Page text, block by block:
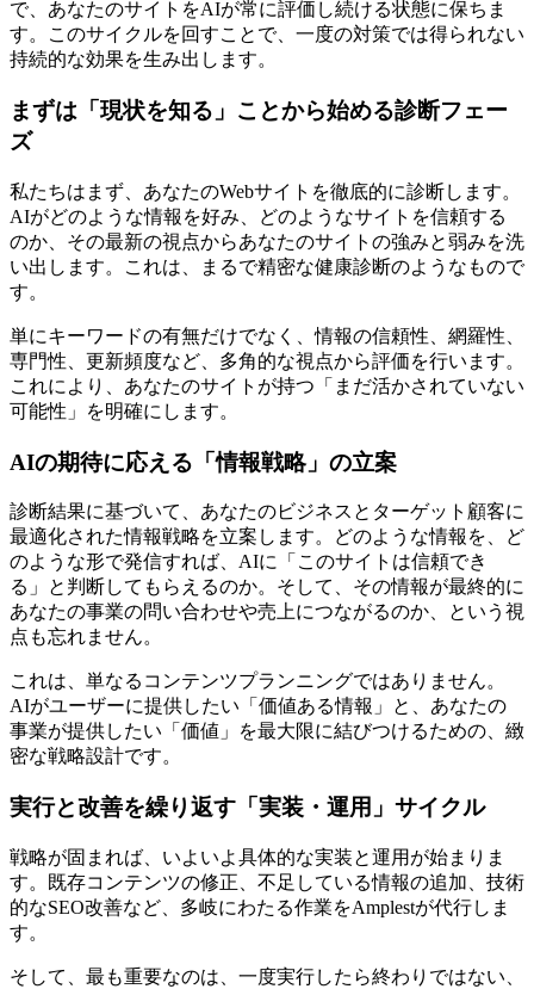
で、あなたのサイトをAIが常に評価し続ける状態に保ちま
す。このサイクルを回すことで、一度の対策では得られない
持続的な効果を生み出します。
まずは「現状を知る」ことから始める診断フェー
ズ
私たちはまず、あなたのWebサイトを徹底的に診断します。
AIがどのような情報を好み、どのようなサイトを信頼する
のか、その最新の視点からあなたのサイトの強みと弱みを洗
い出します。これは、まるで精密な健康診断のようなもので
す。
単にキーワードの有無だけでなく、情報の信頼性、網羅性、
専門性、更新頻度など、多角的な視点から評価を行います。
これにより、あなたのサイトが持つ「まだ活かされていない
可能性」を明確にします。
AIの期待に応える「情報戦略」の立案
診断結果に基づいて、あなたのビジネスとターゲット顧客に
最適化された情報戦略を立案します。どのような情報を、ど
のような形で発信すれば、AIに「このサイトは信頼でき
る」と判断してもらえるのか。そして、その情報が最終的に
あなたの事業の問い合わせや売上につながるのか、という視
点も忘れません。
これは、単なるコンテンツプランニングではありません。
AIがユーザーに提供したい「価値ある情報」と、あなたの
事業が提供したい「価値」を最大限に結びつけるための、緻
密な戦略設計です。
実行と改善を繰り返す「実装・運用」サイクル
戦略が固まれば、いよいよ具体的な実装と運用が始まりま
す。既存コンテンツの修正、不足している情報の追加、技術
的なSEO改善など、多岐にわたる作業をAmplestが代行しま
す。
そして、最も重要なのは、一度実行したら終わりではない、